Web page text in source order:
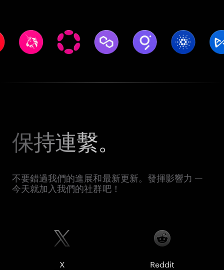
保持連繫。
不要錯過我們的進展和最新更新。發揮影響力 —
今天就加入我們的社群吧！
X Reddit